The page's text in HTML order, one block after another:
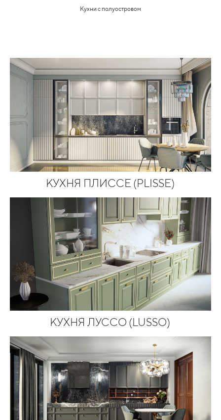
Кухни с полуостровом
КУХНЯ ПЛИССЕ (PLISSE)
КУХНЯ ЛУССО (LUSSO)